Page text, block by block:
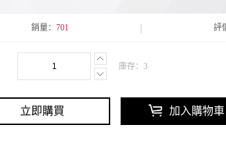
銷量： 701 評
庫存： 3
立即購買 加入購物車